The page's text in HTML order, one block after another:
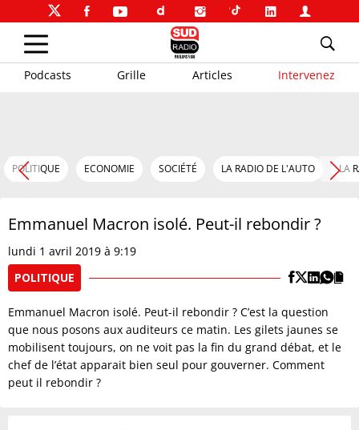
Podcasts Grille Articles Intervenez
POLITIQUE ECONOMIE SOCIÉTÉ LA RADIO DE L'AUTO LA
Emmanuel Macron isolé. Peut-il rebondir ?
lundi 1 avril 2019 à 9:19
POLITIQUE
Emmanuel Macron isolé. Peut-il rebondir ? C’est la question
que nous posons aux auditeurs ce matin. Les gilets jaunes se
mobilisent toujours, on ne voit pas la fin du grand débat, et le
chef de l’état apparait bien seul pour gouverner. Comment
peut il rebondir ?